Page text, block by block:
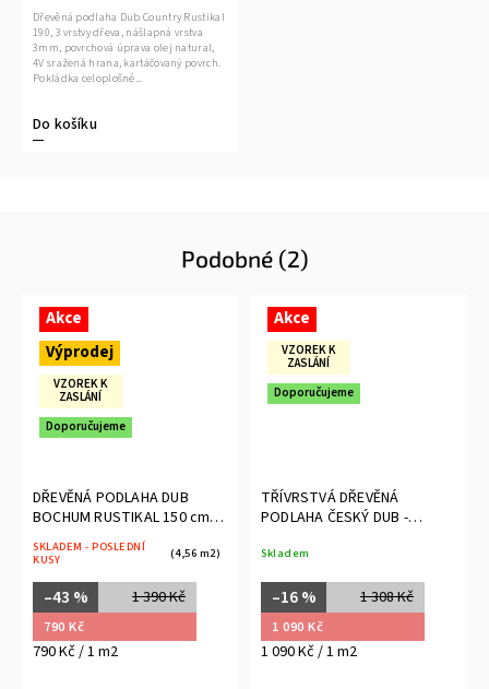
Do košíku
Dřevěná podlaha Dub Country Rustikal
190, 3 vrstvy dřeva, nášlapná vrstva
3mm, povrchová úprava olej natural,
4V sražená hrana, kartáčovaný povrch.
Pokládka celoplošné...
Podobné (2)
Akce
Výprodej
VZOREK K
ZASLÁNÍ
Doporučujeme
DŘEVĚNÁ PODLAHA DUB
BOCHUM RUSTIKAL 150 cm
SKLADEM - POSLEDNÍ
KUSY
(4,56 m2)
1 390 Kč
–43 %
790 Kč
790 Kč / 1 m2
Akce
VZOREK K
ZASLÁNÍ
Doporučujeme
TŘÍVRSTVÁ DŘEVĚNÁ
PODLAHA ČESKÝ DUB -
Skladem
1 308 Kč
–16 %
1 090 Kč
1 090 Kč / 1 m2